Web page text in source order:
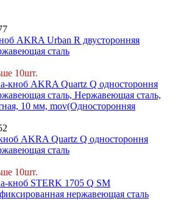
AKRA Urban R двусторонняя
сталь
10шт.
AKRA Quartz Q одностороння
сталь
10шт.